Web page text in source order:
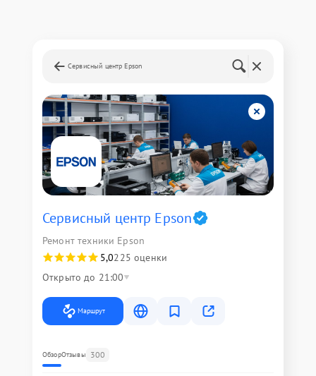
Сервисный центр Epson
Сервисный центр Epson
Ремонт техники Epson
5,0225 оценки
Открыто до 21:00
Маршрут
ОбзорОтзывы 300